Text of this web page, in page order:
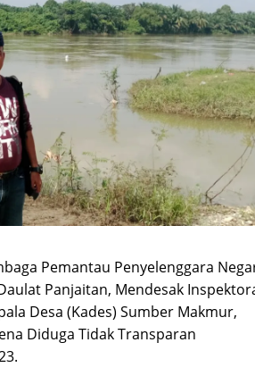
Pemantau Penyelenggara
Panjaitan, Mendesak
Desa (Kades) Sumber Makmur,
Diduga Tidak Transparan